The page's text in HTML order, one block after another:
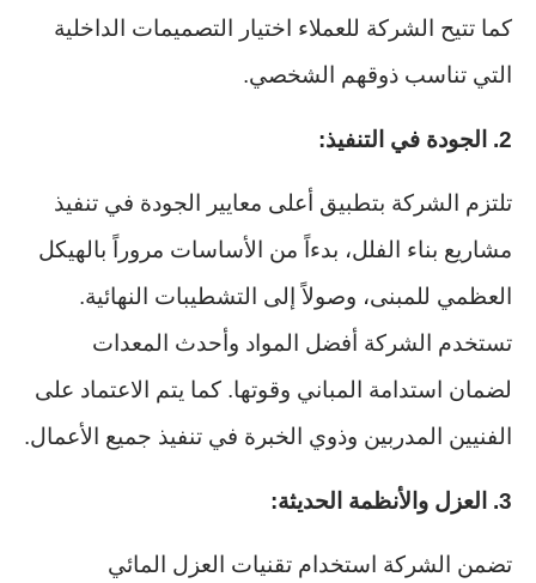
كما تتيح الشركة للعملاء اختيار التصميمات الداخلية
التي تناسب ذوقهم الشخصي.
2. الجودة في التنفيذ:
تلتزم الشركة بتطبيق أعلى معايير الجودة في تنفيذ
مشاريع بناء الفلل، بدءاً من الأساسات مروراً بالهيكل
العظمي للمبنى، وصولاً إلى التشطيبات النهائية.
تستخدم الشركة أفضل المواد وأحدث المعدات
لضمان استدامة المباني وقوتها. كما يتم الاعتماد على
الفنيين المدربين وذوي الخبرة في تنفيذ جميع الأعمال.
3. العزل والأنظمة الحديثة:
تضمن الشركة استخدام تقنيات العزل المائي